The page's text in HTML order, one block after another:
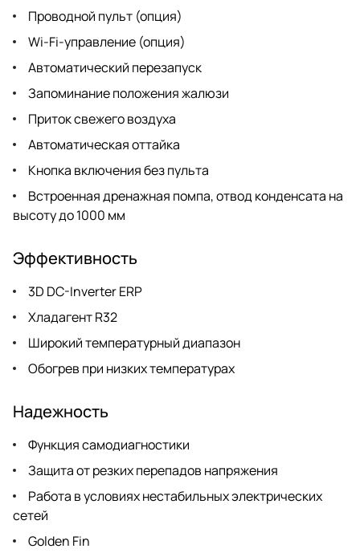
Проводной пульт (опция)
Wi-Fi-управление (опция)
Автоматический перезапуск
Запоминание положения жалюзи
Приток свежего воздуха
Автоматическая оттайка
Кнопка включения без пульта
Встроенная дренажная помпа, отвод конденсата на
высоту до 1000 мм
Эффективность
3D DC-Inverter ERP
Хладагент R32
Широкий температурный диапазон
Обогрев при низких температурах
Надежность
Функция самодиагностики
Защита от резких перепадов напряжения
Работа в условиях нестабильных электрических
сетей
Golden Fin